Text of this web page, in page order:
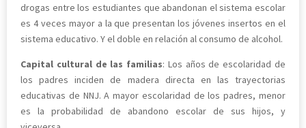
drogas entre los estudiantes que abandonan el sistema escolar
es 4 veces mayor a la que presentan los jóvenes insertos en el
sistema educativo. Y el doble en relación al consumo de alcohol.
Capital cultural de las familias: Los años de escolaridad de
los padres inciden de madera directa en las trayectorias
educativas de NNJ. A mayor escolaridad de los padres, menor
es la probabilidad de abandono escolar de sus hijos, y